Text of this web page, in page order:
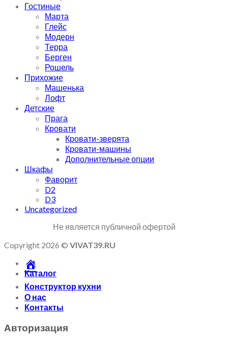
Гостиные
Марта
Глейс
Модерн
Терра
Берген
Рошель
Прихожие
Машенька
Лофт
Детские
Прага
Кровати
Кровати-зверята
Кровати-машины
Дополнительные опции
Шкафы
Фаворит
D2
D3
Uncategorized
Не является публичной офертой
Copyright 2026 © VIVAT39.RU
Каталог
Конструктор кухни
О нас
Контакты
Авторизация